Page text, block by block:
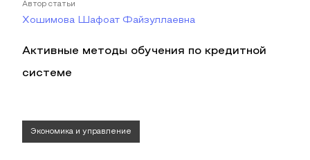
Автор статьи
Хошимова Шафоат Файзуллаевна
Активные методы обучения по кредитной
системе
Экономика и управление